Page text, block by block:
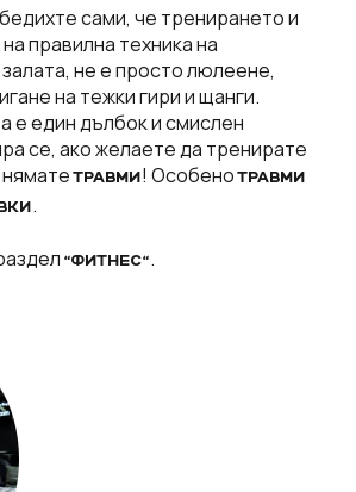
сами, че тренирането и
правилна техника на
не е просто люлеене,
на тежки гири и щанги.
е един дълбок и смислен
се, ако желаете да тренирате
нямате ТРАВМИ ! Особено ТРАВМИ
.
“ФИТНЕС“.